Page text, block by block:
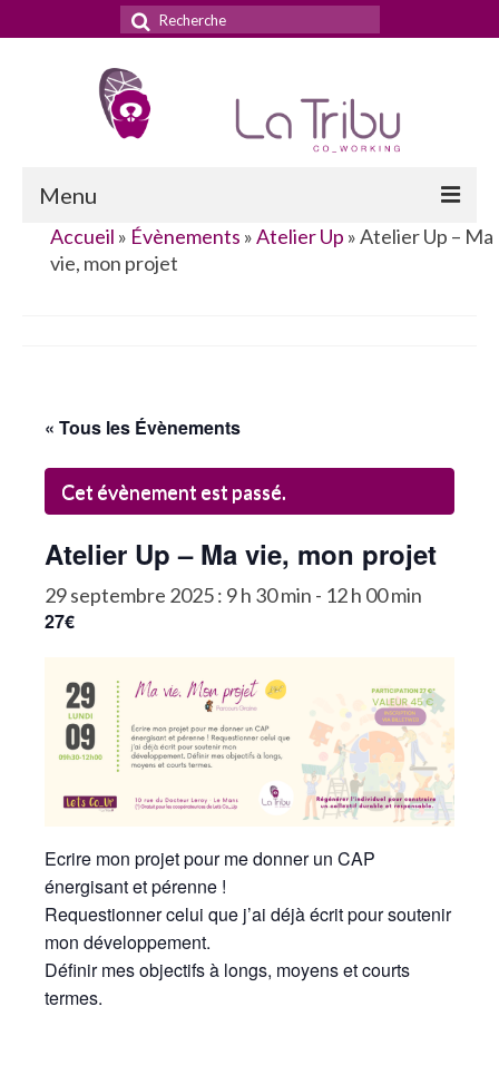
Rechercher
:
Menu
Accueil
Nos tarifs
La domiciliation commerciale
Annuaire des Co_Workers
Les Événements
Rejoignez-nous !
Accueil » Évènements »Atelier Up »Atelier Up – Ma
vie, mon projet
« Tous les Évènements
Cet évènement est passé.
Atelier Up – Ma vie, mon projet
29 septembre 2025 : 9 h 30 min - 12 h 00 min
27€
Ecrire mon projet pour me donner un CAP
énergisant et pérenne !
Requestionner celui que j’ai déjà écrit pour soutenir
mon développement.
Définir mes objectifs à longs, moyens et courts
termes.